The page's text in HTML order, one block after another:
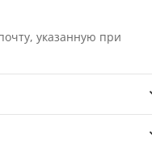
указанную при